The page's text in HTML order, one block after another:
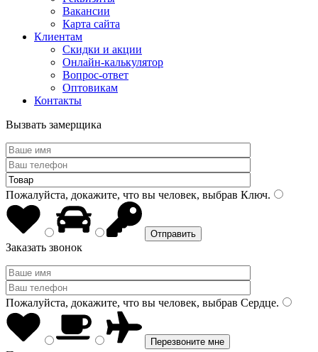
Вакансии
Карта сайта
Клиентам
Скидки и акции
Онлайн-калькулятор
Вопрос-ответ
Оптовикам
Контакты
Вызвать замерщика
Пожалуйста, докажите, что вы человек, выбрав Ключ.
Заказать звонок
Пожалуйста, докажите, что вы человек, выбрав Сердце.